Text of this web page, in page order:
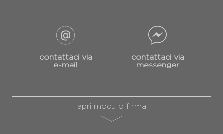
contattaci via
e-mail
contattaci via
messenger
apri modulo firma